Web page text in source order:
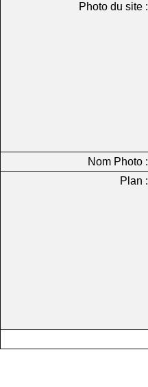
Photo du site :
Nom Photo :
Plan :